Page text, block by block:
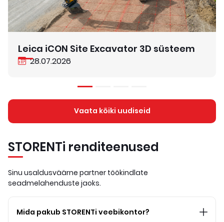
Leica iCON Site Excavator 3D süsteem
28.07.2026
Vaata kõiki uudiseid
STORENTi renditeenused
Sinu usaldusväärne partner töökindlate
seadmelahenduste jaoks.
Mida pakub STORENTi veebikontor?